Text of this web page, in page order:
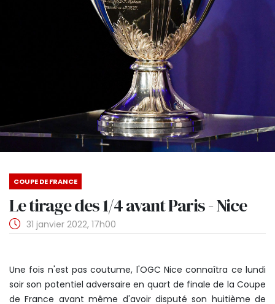
COUPE DE FRANCE
Le tirage des 1/4 avant Paris - Nice
31 janvier 2022, 17h00
Une fois n'est pas coutume, l'OGC Nice connaîtra ce lundi
soir son potentiel adversaire en quart de finale de la Coupe
de France avant même d'avoir disputé son huitième de